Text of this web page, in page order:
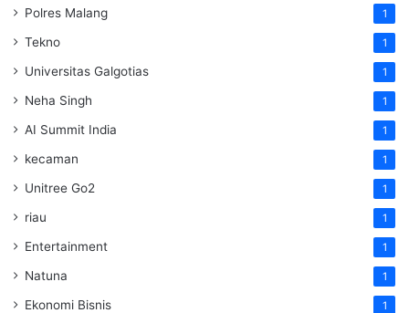
Polres Malang 1
Tekno 1
Universitas Galgotias 1
Neha Singh 1
AI Summit India 1
kecaman 1
Unitree Go2 1
riau 1
Entertainment 1
Natuna 1
Ekonomi Bisnis 1